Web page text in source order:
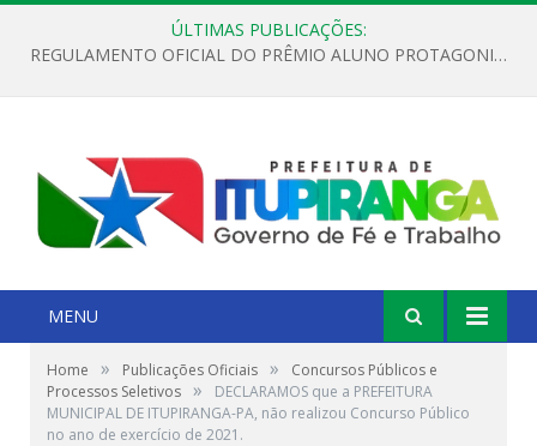
ÚLTIMAS PUBLICAÇÕES:
REGULAMENTO OFICIAL DO PRÊMIO ALUNO PROTAGONISTA – EDIÇÃO 2026
MENU
Home » Publicações Oficiais »
Concursos Públicos e
Processos Seletivos »
DECLARAMOS que a PREFEITURA
MUNICIPAL DE ITUPIRANGA-PA, não realizou Concurso Público
no ano de exercício de 2021.